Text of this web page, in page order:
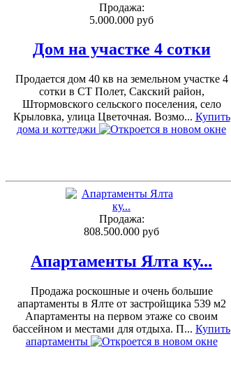
Продажа:
5.000.000 руб
Дом на участке 4 сотки
Продается дом 40 кв на земельном участке 4
сотки в СТ Полет, Сакский район,
Штормовского сельского поселения, село
Крыловка, улица Цветочная. Возмо... Купить
дома и коттеджи
Продажа:
808.500.000 руб
Апартаменты Ялта ку...
Продажа роскошные и очень большие
апартаменты в Ялте от застройщика 539 м2
Апартаменты на первом этаже со своим
бассейном и местами для отдыха. П... Купить
апартаменты